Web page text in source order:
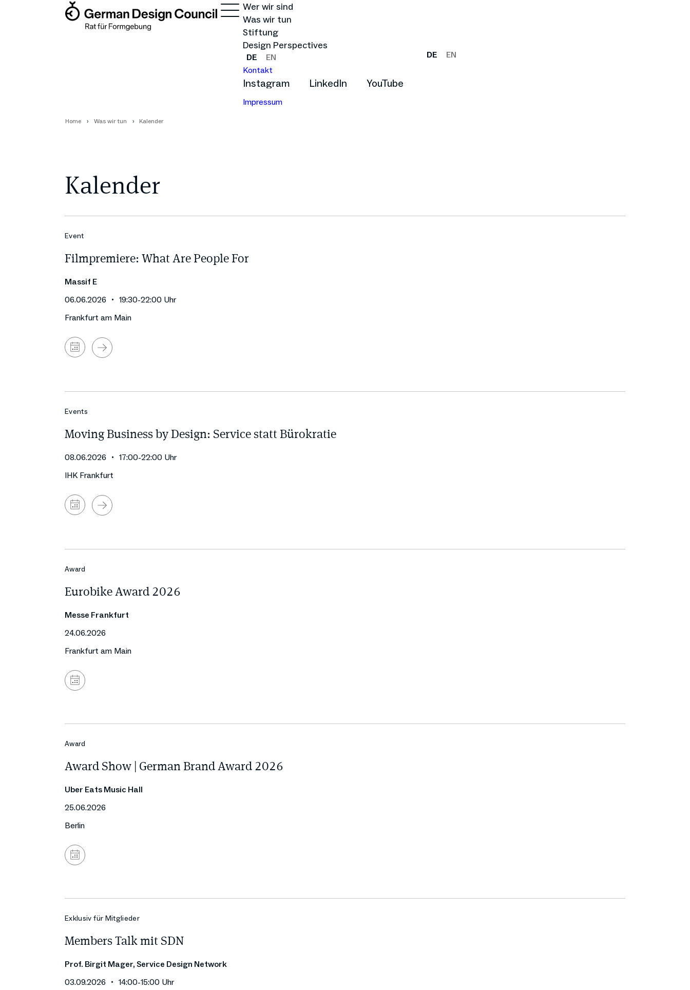
Wer wir sind
Was wir tun
Stiftung
Design Perspectives
DE
EN
Kontakt
Instagram LinkedIn YouTube
Impressum
DE EN
Home Was wir tun Kalender
Kalender
Event
Filmpremiere: What Are People For
Massif E
06.06.2026
19:30-22:00 Uhr
Frankfurt am Main
Zum
Kalender
Events
Moving Business by Design: Service statt Bürokratie
08.06.2026 17:00-22:00 Uhr
IHK Frankfurt
Zum
Kalender
Award
Eurobike Award 2026
Messe Frankfurt
24.06.2026
Frankfurt am Main
Zum
Kalender
Award
Award Show | German Brand Award 2026
Uber Eats Music Hall
25.06.2026
Berlin
Zum
Kalender
Exklusiv für Mitglieder
Members Talk mit SDN
Prof. Birgit Mager, Service Design Network
03.09.2026
14:00-15:00 Uhr